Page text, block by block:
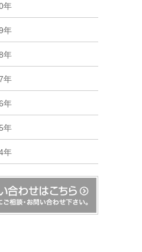
年
年
年
年
年
年
年